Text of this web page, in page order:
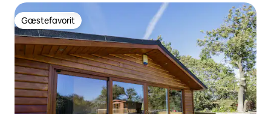
Gæstefavorit
Gæstefavorit